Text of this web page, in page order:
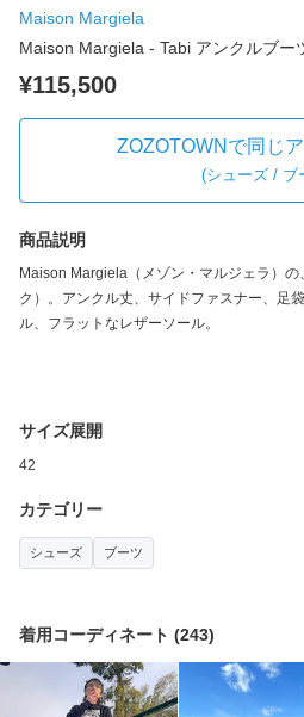
Maison Margiela
Maison Margiela - Tabi アンクルブー
¥115,500
ZOZOTOWNで同じ
(シューズ / ブ
商品説明
Maison Margiela（メゾン・マルジェラ）の
ク）。アンクル丈、サイドファスナー、足
ル、フラットなレザーソール。
サイズ展開
42
カテゴリー
シューズ ブーツ
着用コーディネート (243)